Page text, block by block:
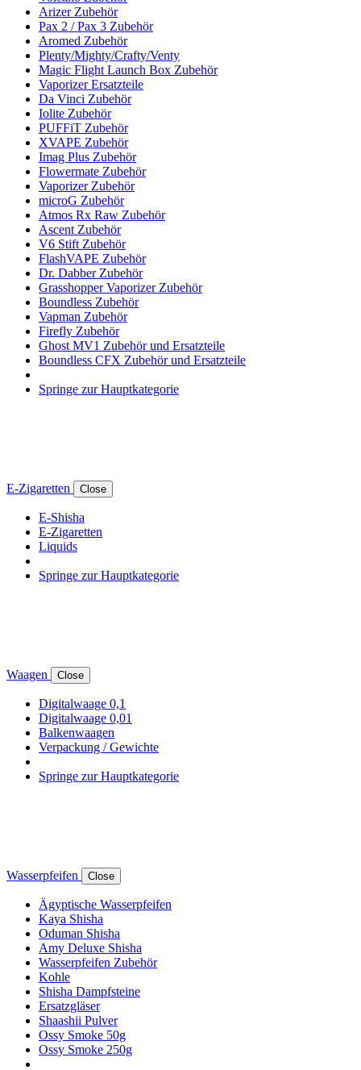
Arizer Zubehör
Pax 2 / Pax 3 Zubehör
Aromed Zubehör
Plenty/Mighty/Crafty/Venty
Magic Flight Launch Box Zubehör
Vaporizer Ersatzteile
Da Vinci Zubehör
Iolite Zubehör
PUFFiT Zubehör
XVAPE Zubehör
Imag Plus Zubehör
Flowermate Zubehör
Vaporizer Zubehör
microG Zubehör
Atmos Rx Raw Zubehör
Ascent Zubehör
V6 Stift Zubehör
FlashVAPE Zubehör
Dr. Dabber Zubehör
Grasshopper Vaporizer Zubehör
Boundless Zubehör
Vapman Zubehör
Firefly Zubehör
Ghost MV1 Zubehör und Ersatzteile
Boundless CFX Zubehör und Ersatzteile
Springe zur Hauptkategorie
E-Zigaretten Close
E-Shisha
E-Zigaretten
Liquids
Springe zur Hauptkategorie
Waagen Close
Digitalwaage 0,1
Digitalwaage 0,01
Balkenwaagen
Verpackung / Gewichte
Springe zur Hauptkategorie
Wasserpfeifen Close
Ägyptische Wasserpfeifen
Kaya Shisha
Oduman Shisha
Amy Deluxe Shisha
Wasserpfeifen Zubehör
Kohle
Shisha Dampfsteine
Ersatzgläser
Shaashii Pulver
Ossy Smoke 50g
Ossy Smoke 250g